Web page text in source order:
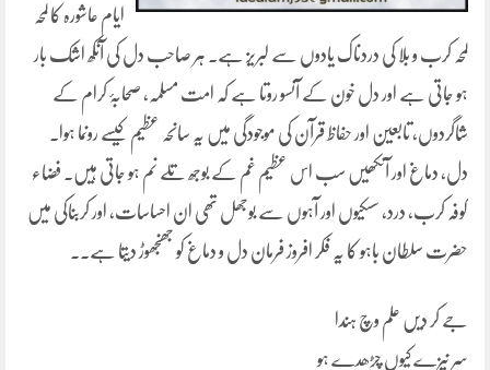
ایام عاشورہ کا لمحہ
لمحہ کرب و بلا کی دردناک یادوں سے لبریز ہے۔ ہر صاحب دل کی آنکھ اشک بار
ہو جاتی ہے اور دل خون کے آنسو روتا ہے کہ امت مسلمہ، صحابۂ کرام کے
شاگردوں، تابعین اور حفاظ قرآن کی موجودگی میں یہ سانحہ عظیم کیسے رونما ہوا۔
دل، دماغ اور آنکھیں سب اس عظیم غم کے بوجھ تلے نم ہو جاتی ہیں۔ فضاء
کوفہ کرب، درد، سسکیوں اور آہوں سے بوجھل تھی ان احساسات، اور کربناکی میں
حضرت سلطان باہو کا یہ فکر افروز فرمان دل و دماغ کو جھنجھوڑ دیتا ہے۔۔
جے کر دیں علم وچ ہندا
سر نیزے کیوں چڑھدے ہو